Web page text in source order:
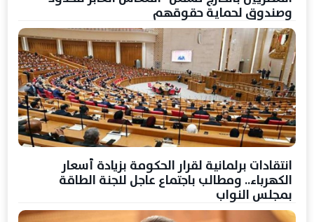
وصندوق لحماية حقوقهم
انتقادات برلمانية لقرار الحكومة بزيادة أسعار
الكهرباء.. ومطالب باجتماع عاجل للجنة الطاقة
بمجلس النواب